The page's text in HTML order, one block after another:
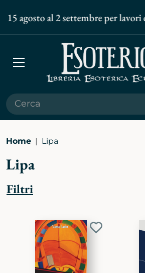
15 agosto al 2 settembre per
Apri
Home Lipa
Lipa
Filtri
Aggiungi